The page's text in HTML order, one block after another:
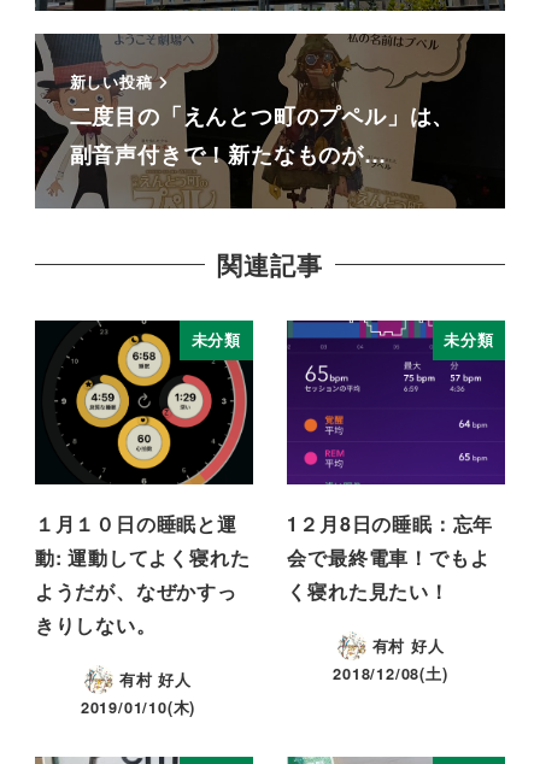
新しい投稿
二度目の「えんとつ町のプペル」は、
副音声付きで！新たなものが…
関連記事
未分類
１月１０日の睡眠と運
動: 運動してよく寝れた
ようだが、なぜかすっ
きりしない。
有村 好人
2019/01/10(木)
未分類
1２月8日の睡眠：忘年
会で最終電車！でもよ
く寝れた見たい！
有村 好人
2018/12/08(土)